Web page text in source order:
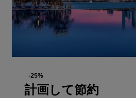
-25%
計画して節約